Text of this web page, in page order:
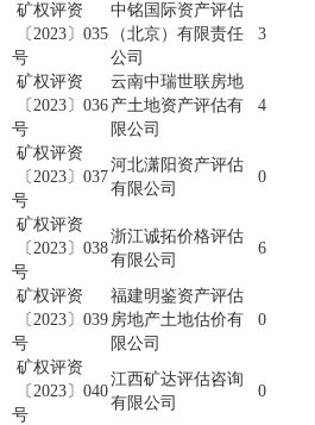
矿权评资
〔2023〕035
号
中铭国际资产评估
（北京）有限责任
公司
3
矿权评资
〔2023〕036
号
云南中瑞世联房地
产土地资产评估有
限公司
4
矿权评资
〔2023〕037
号
河北潇阳资产评估
有限公司
0
矿权评资
〔2023〕038
号
浙江诚拓价格评估
有限公司
6
矿权评资
〔2023〕039
号
福建明鉴资产评估
房地产土地估价有
限公司
0
矿权评资
〔2023〕040
号
江西矿达评估咨询
有限公司
0